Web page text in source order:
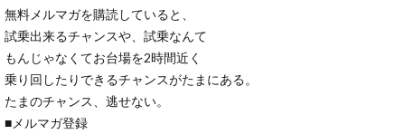
無料メルマガを購読していると、
試乗出来るチャンスや、試乗なんて
もんじゃなくてお台場を2時間近く
乗り回したりできるチャンスがたまにある。
たまのチャンス、逃せない。
■メルマガ登録